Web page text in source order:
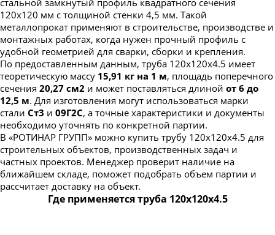
120х120 мм с толщиной стенки 4,5 мм. Такой
металлопрокат применяют в строительстве, производстве и
монтажных работах, когда нужен прочный профиль с
удобной геометрией для сварки, сборки и крепления.
По предоставленным данным, труба 120х120х4.5 имеет
теоретическую массу 15,91 кг на 1 м, площадь поперечного
сечения 20,27 см2 и может поставляться длиной от 6 до
12,5 м. Для изготовления могут использоваться марки
стали Ст3 и 09Г2С, а точные характеристики и документы
необходимо уточнять по конкретной партии.
В «РОТИНАР ГРУПП» можно купить трубу 120х120х4.5 для
строительных объектов, производственных задач и
частных проектов. Менеджер проверит наличие на
ближайшем складе, поможет подобрать объем партии и
рассчитает доставку на объект.
Где применяется труба 120х120х4.5